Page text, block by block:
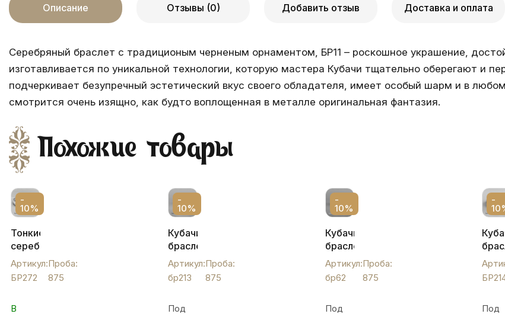
Описание Отзывы (0) Добавить отзыв Доставка и оплата
Серебряный браслет с традиционым черненым орнаментом, БР11 – роскошное украшение,
изготавливается по уникальной технологии, которую мастера Кубачи тщательно оберегают и
подчеркивает безупречный эстетический вкус своего обладателя, имеет особый шарм и в
смотрится очень изящно, как будто воплощенная в металле оригинальная фантазия.
Похожие товары
-
10%
Тонкие
серебряные
браслеты
без
чернения,
Артикул:
БР272
Проба:
875
В
-
10%
Кубачинский
браслет
из
серебра
с
без
Артикул:
бр213
Проба:
875
Под
-
10%
Кубачинский
браслет
из
серебра,
бр62
Артикул:
бр62
Проба:
875
Под
-
из
с
Под